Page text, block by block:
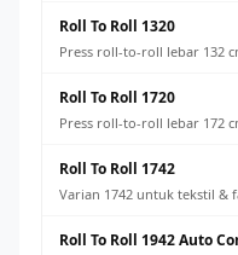
Roll To Roll 1320
Press roll-to-roll lebar 132
Roll To Roll 1720
Press roll-to-roll lebar 172
Roll To Roll 1742
Varian 1742 untuk tekstil &
Roll To Roll 1942 Auto